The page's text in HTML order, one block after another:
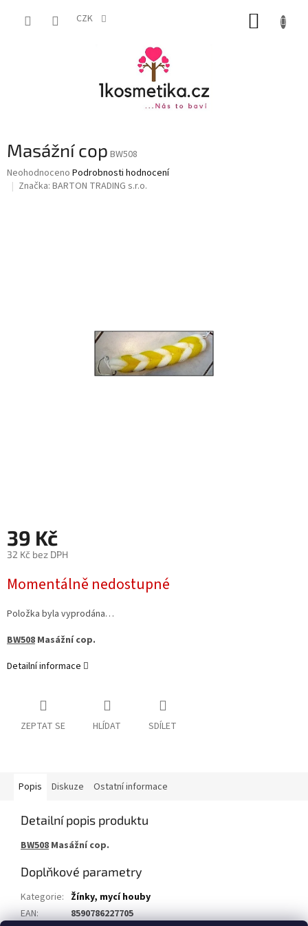
CZK
Masážní cop BW508
Průměrné
hodnocení
Neohodnoceno Podrobnosti hodnocení
Značka: BARTON TRADING s.r.o.
39 Kč
32 Kč bez DPH
cena:
Momentálně nedostupné
Položka byla vyprodána…
BW508 Masážní cop.
Detailní informace
ZEPTAT SE HLÍDAT SDÍLET
Popis Diskuze Ostatní informace
Detailní popis produktu
BW508 Masážní cop.
Doplňkové parametry
Kategorie: Žínky, mycí houby
EAN:
8590786227705